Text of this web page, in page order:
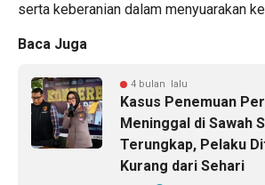
serta keberanian dalam menyuarakan
Baca Juga
4 bulan lalu
Kasus Penemuan
Meninggal di Sawah
Terungkap, Pelaku
Kurang dari Sehari